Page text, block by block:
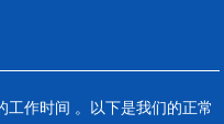
工作时间 。以下是我们的正常